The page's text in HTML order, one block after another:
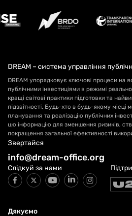
DREAM – система управління
DREAM упорядковує ключові процеси на
публічними інвестиціями в режимі
кращі світові практики підготовки та
підзвітності. Будь-хто в будь-якому
планування та реалізацію публічних
цю інформацію для зменшення ризиків,
покращення загальної ефективності
Звертайся
info@dream-office.org
Слідкуй за нами
Дякуємо